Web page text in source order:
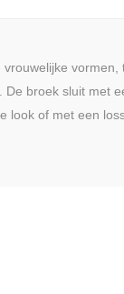
broek sluit met
of met een